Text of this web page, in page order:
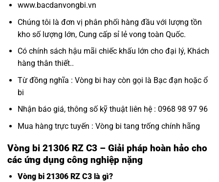
www.bacdanvongbi.vn
Chúng tôi là đơn vị phân phối hàng đầu với lượng tồn
kho số lượng lớn, Cung cấp sỉ lẻ vong toàn Quốc.
Có chính sách hậu mãi chiếc khấu lớn cho đại lý, Khách
hàng thân thiết..
Từ đồng nghĩa : Vòng bi hay còn gọi là Bạc đạn hoặc ổ
bi
Nhận báo giá, thông số kỹ thuật liên hệ : 0968 98 97 96
Mua hàng trực tuyến : Vòng bi tang trống chính hãng
Vòng bi 21306 RZ C3 – Giải pháp hoàn hảo cho
các ứng dụng công nghiệp nặng
Vòng bi 21306 RZ C3 là gì?